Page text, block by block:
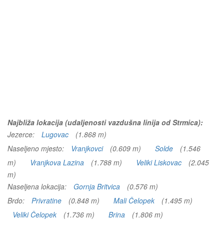
Najbliža lokacija (udaljenosti vazdušna linija od Strmica):
Jezerce:
Lugovac
(1.868 m)
Naseljeno mjesto:
Vranjkovci (0.609 m) Solde
(1.546
m)
Vranjkova Lazina (1.788 m) Veliki Liskovac
(2.045
m)
Naseljena lokacija:
Gornja Britvica
(0.576 m)
Brdo:
Privratine (0.848 m) Mali Čelopek
(1.495 m)
Veliki Čelopek
(1.736 m) Brina (1.806 m)